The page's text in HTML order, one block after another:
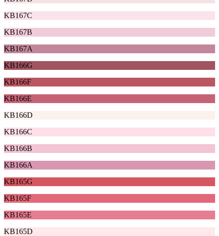
KB167C
KB167B
KB167A
KB166G
KB166F
KB166E
KB166D
KB166C
KB166B
KB166A
KB165G
KB165F
KB165E
KB165D